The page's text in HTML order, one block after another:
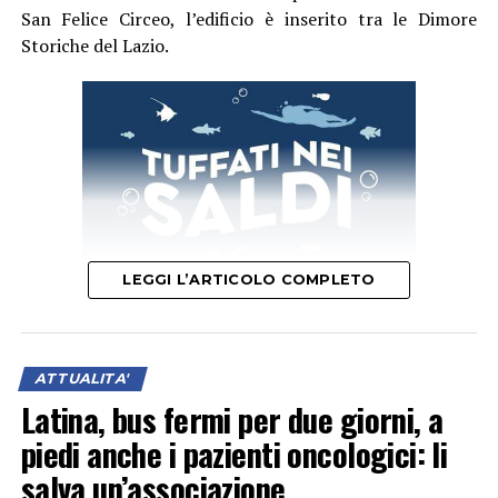
San Felice Circeo, l’edificio è inserito tra le Dimore
Storiche del Lazio.
“L’intervento ha avuto come obiettivo principale la
salvaguardia e la messa in sicurezza dell’intero
manufatto, arrestando il degrado che negli anni aveva
interessato la struttura e prevenendo possibili
cedimenti e distacchi di materiale – spiega in una nota il
LEGGI L’ARTICOLO COMPLETO
ATTUALITA'
Latina, bus fermi per due giorni, a
piedi anche i pazienti oncologici: li
salva un’associazione